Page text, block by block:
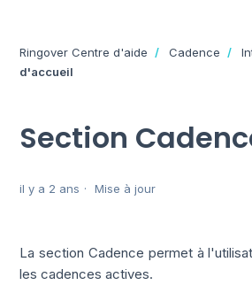
Ringover Centre d'aide Cadence
d'accueil
Section
il y a 2 ans Mise à jour
La section Cadence permet à
les cadences actives.